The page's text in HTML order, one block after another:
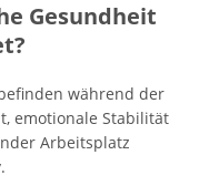
Gesundheit
während der
emotionale Stabilität
Arbeitsplatz